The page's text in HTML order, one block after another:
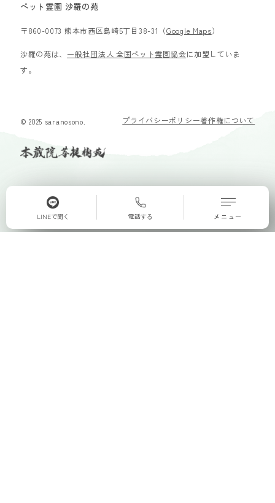
LINEで聞く 電話する メニュー
ペット霊園 沙羅の苑
〒860-0073 熊本市西区島崎5丁目38-31（Google Maps）
沙羅の苑は、 一般社団法人 全国ペット霊園協会に加盟していま
す。
© 2025 saranosono. プライバシーポリシー著作権について